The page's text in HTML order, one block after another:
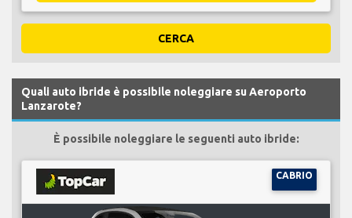
CERCA
Quali auto ibride è possibile noleggiare su Aeroporto
Lanzarote?
È possibile noleggiare le seguenti auto ibride:
CABRIO